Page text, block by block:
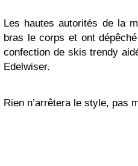
Les hautes autorités de la
bras le corps et ont
confection de skis trendy
Edelwiser.
Rien n’arrêtera le style, pas